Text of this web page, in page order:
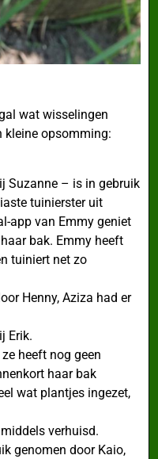
wat wisselingen
kleine opsomming:
Suzanne – is in gebruik
tuinierster uit
app van Emmy geniet
bak. Emmy heeft
tuiniert net zo
Henny, Aziza had er
Erik.
heeft nog geen
haar bak
wat plantjes ingezet,
verhuisd.
genomen door Kaio,